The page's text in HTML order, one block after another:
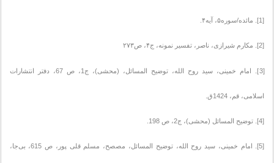
[1]. مائده/سوره۵، آیه۴.
[2]. مکارم شیرازی، ناصر، تفسیر نمونه، ج۴، ص۲۷۳
[3]. امام خمینی، سید روح الله، توضيح المسائل، (محشى)، ج‌1، ص 67، دفتر انتشارات
اسلامی، قم، 1424ق.
[4]. توضيح المسائل (محشى)، ج‌2، ص 198‌.
[5]. امام خمینی، سید روح الله، توضيح المسائل، مصصح، مسلم قلی پور، ص 615، بی‌جا،